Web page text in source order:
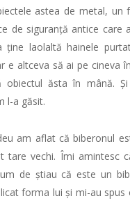
astea de metal, un
de siguranță antice care
ține laolaltă hainele
e altceva să ai pe cineva
obiectul ăsta în mână.
l-a găsit.
am aflat că biberonul
tare vechi. Îmi amintesc
de știau că este un
forma lui și mi-au spus